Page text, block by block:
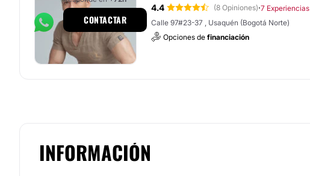
4.4 (8 Opiniones)·7 Experiencias
Calle 97#23-37 , Usaquén (Bogotá Norte)
Opciones de financiación
CONTACTAR
INFORMACIÓN